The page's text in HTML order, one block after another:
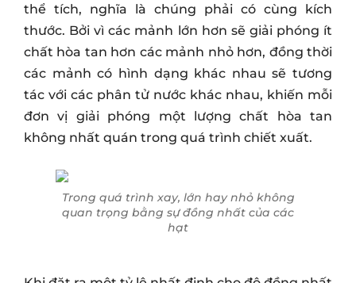
thể tích, nghĩa là chúng phải có cùng kích
thước. Bởi vì các mảnh lớn hơn sẽ giải phóng ít
chất hòa tan hơn các mảnh nhỏ hơn, đồng thời
các mảnh có hình dạng khác nhau sẽ tương
tác với các phân tử nước khác nhau, khiến mỗi
đơn vị giải phóng một lượng chất hòa tan
không nhất quán trong quá trình chiết xuất.
Trong quá trình xay, lớn hay nhỏ không
quan trọng bằng sự đồng nhất của các
hạt